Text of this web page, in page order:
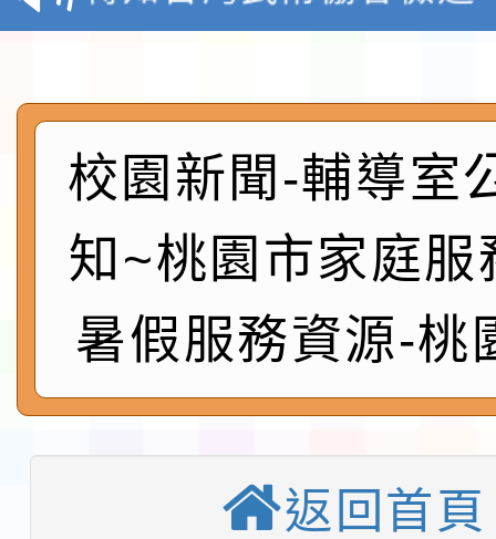
月29日中正盃決賽暨國
術精英錦標賽」
「抗生素聰明用，防疫
動」插畫徵件活動
淨零綠生活教案入校路
會
地景藝術節教師研習
115年8月22日(星期六
開 智慧啟航」
「2026桃園藝術巡演
轉知國立東華大學辦理
習海報及各區簡章
淨零綠領人才培育課程
校園新聞-輔導室
知~桃園市家庭服
暑假服務資源-桃
返回首頁